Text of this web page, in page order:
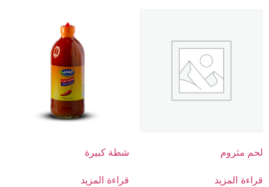
لحم مثروم
قراءة المزيد
شطة كبيرة
قراءة المزيد